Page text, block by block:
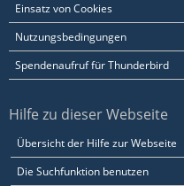
Einsatz von Cookies
Nutzungsbedingungen
Spendenaufruf für Thunderbird
Hilfe zu dieser Webseite
Übersicht der Hilfe zur Webseite
Die Suchfunktion benutzen